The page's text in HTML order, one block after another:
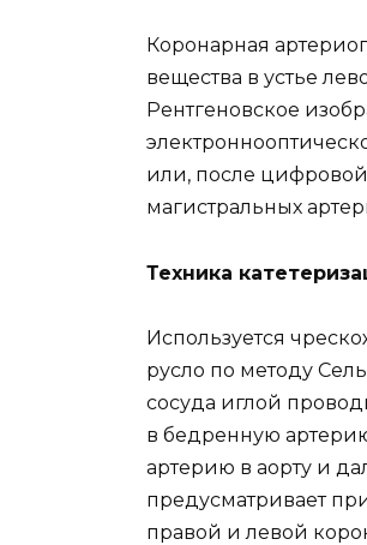
Коронарная
вещества в устье
Рентгеновское
или, после цифровой
магистральных
Техника
Используется
русло по методу
сосуда иглой
в бедренную
артерию в аорту и
предусматривает
правой и левой